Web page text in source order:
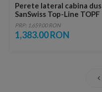
Perete lateral cabina dus
SanSwiss Top-Line TOPF
70xH190 profil argintiu
PRP: 1,659.00 RON
1,383.00 RON